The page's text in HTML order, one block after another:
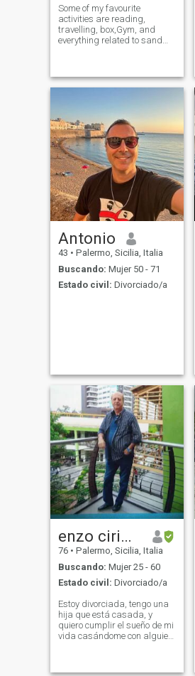
Some of my favourite
activities are reading,
travelling, box,Gym, and
everything related to sand
drinked, have no bad habits
Antonio
43 • Palermo, Sicilia, Italia
Buscando: Mujer 50 - 71
Estado civil: Divorciado/a
enzo cirimondo
76 • Palermo, Sicilia, Italia
Buscando: Mujer 25 - 60
Estado civil: Divorciado/a
Estoy divorciada, tengo una
hija que está casada, y
quiero cumplir el sueño de mi
vida casándome con alguien